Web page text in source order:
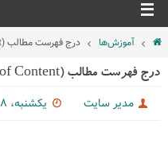
آموزش‌ها درج فهرست مطالب (Table of Content)‌
درج فهرست مطالب (Table of Content)‌
مدیر سایت یکشنبه، ۸ دی ۱۳۸۷